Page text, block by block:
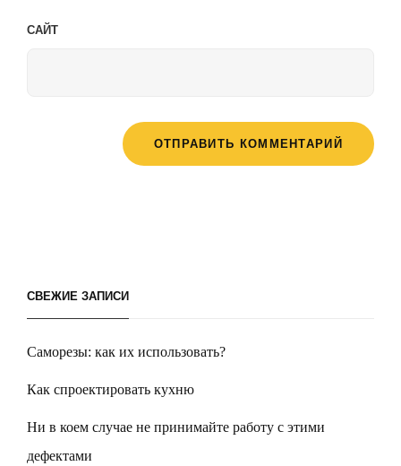
САЙТ
СВЕЖИЕ ЗАПИСИ
Саморезы: как их использовать?
Как спроектировать кухню
Ни в коем случае не принимайте работу с этими
дефектами